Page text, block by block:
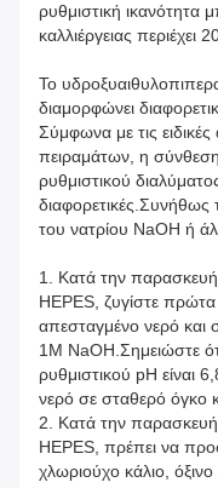
ρυθμιστική ικανότητα
καλλιέργειας περιέχει
Το
διαμορφώνει
Σύμφωνα με τις
πειραμάτων, η
ρυθμιστικού
διαφορετικές.Συνήθως
του νατρίου NaOH ή
1. Κατά την παρασκευή
HEPES, ζυγίστε
απεσταγμένο νερό και
1M NaOH.Σημειώστε
ρυθμιστικού pH είναι
νερό σε σταθερό όγκο
2. Κατά την παρασκευή
HEPES, πρέπει να
χλωριούχο κάλιο,